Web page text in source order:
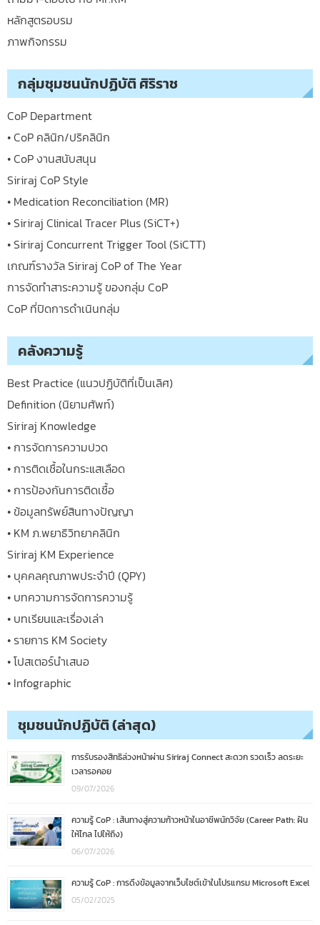
หลักสูตรอบรม
ภาพกิจกรรม
กลุ่มชุมชนนักปฏิบัติ ศิริราช
CoP Department
• CoP คลินิก/ปริคลินิก
• CoP งานสนับสนุน
Siriraj CoP Style
• Medication Reconciliation (MR)
• Siriraj Clinical Tracer Plus (SiCT+)
• Siriraj Concurrent Trigger Tool (SiCTT)
เกณฑ์รางวัล Siriraj CoP of The Year
การจัดทำสาระความรู้ ของกลุ่ม CoP
CoP ที่ปิดการดำเนินกลุ่ม
คลังความรู้
Best Practice (แนวปฏิบัติที่เป็นเลิศ)
Definition (นิยามศัพท์)
Siriraj Knowledge
• การจัดการความปวด
• การติดเชื้อในกระแสเลือด
• การป้องกันการติดเชื้อ
• ข้อมูลทรัพย์สินทางปัญญา
• KM ภ.พยาธิวิทยาคลินิก
Siriraj KM Experience
• บุคคลคุณภาพประจำปี (QPY)
• บทความการจัดการความรู้
• บทเรียนและเรื่องเล่า
• รายการ KM Society
• โปสเตอร์นำเสนอ
• Infographic
ชุมชนนักปฏิบัติ (ล่าสุด)
การรับรองสิทธิล่วงหน้าผ่าน Siriraj Connect สะดวก รวดเร็ว ลดระยะ
เวลารอคอย
09/07/2026
ความรู้ CoP : เส้นทางสู่ความก้าวหน้าในอาชีพนักวิจัย (Career Path: ฝัน
ให้ไกล ไปให้ถึง)
06/07/2026
ความรู้ CoP : การดึงข้อมูลจากเว็บไซต์เข้าในโปรแกรม Microsoft Excel
05/02/2025